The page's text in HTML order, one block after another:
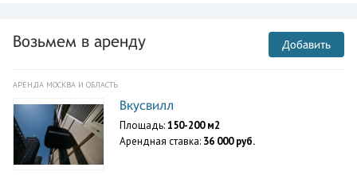
Возьмем в аренду Добавить
АРЕНДА МОСКВА И ОБЛАСТЬ
Вкусвилл
Площадь:150-200 м2
Арендная ставка: 36 000 руб.